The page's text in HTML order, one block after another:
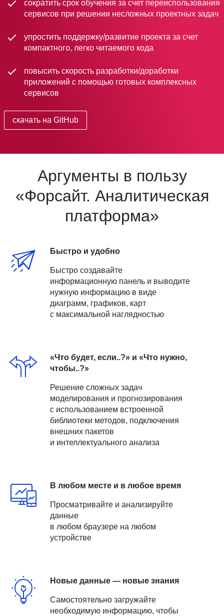
сократить срок обучения за счет переиспользования
сервисов при решении несложных проектных задач
упростить поддержку/развитие проекта за счет
компактного, легко читаемого кода
повысить скорость разработки/доработки
приложений с помощью готовых комплексных
сервисов
скачать на GitHub
Аргументы в пользу
«Форсайт. Аналитическая
платформа»
Быстро и удобно
Быстро создавайте
информационную панель и выводите
нужную информацию в виде
диаграмм, графиков, карт
с максимальной наглядностью
«Что будет, если..?» и «Что нужно,
чтобы..?»
Решение сложных задач
моделирования и прогнозирования
с использованием встроенной
библиотеки методов, подключения
внешних пакетов
и интеллектуального анализа
В любом месте и в любое время
Просматривайте и анализируйте
данные
в любом браузере на любом
устройстве
Новые данные — новые знания
Самостоятельно загружайте
необходимую информацию, чтобы